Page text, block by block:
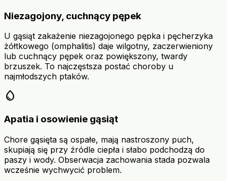
Niezagojony, cuchnący pępek
U gąsiąt zakażenie niezagojonego pępka i pęcherzyka
żółtkowego (omphalitis) daje wilgotny, zaczerwieniony
lub cuchnący pępek oraz powiększony, twardy
brzuszek. To najczęstsza postać choroby u
najmłodszych ptaków.
water_drop
Apatia i osowienie gąsiąt
Chore gąsięta są ospałe, mają nastroszony puch,
skupiają się przy źródle ciepła i słabo podchodzą do
paszy i wody. Obserwacja zachowania stada pozwala
wcześnie wychwycić problem.